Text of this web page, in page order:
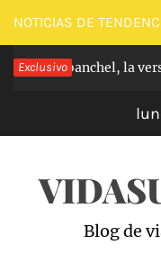
Saltar
al
contenido
NOTICIAS DE
Exclusivo
de Carabanchel, la
Blog de